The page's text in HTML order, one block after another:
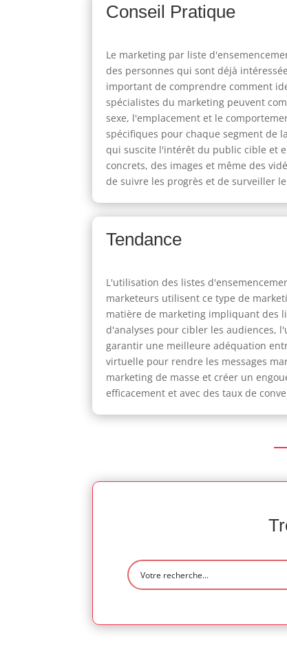
Conseil Pratique
Le marketing par liste
des personnes qui sont déjà
important de comprendre comment
spécialistes du marketing peuvent
sexe, l'emplacement et le
spécifiques pour chaque segment de
qui suscite l'intérêt du public cible et
concrets, des images et même des
de suivre les progrès et de surveiller
Tendance
L'utilisation des listes
marketeurs utilisent ce type de
matière de marketing impliquant des
d'analyses pour cibler les audiences,
garantir une meilleure adéquation
virtuelle pour rendre les messages
marketing de masse et créer un
efficacement et avec des taux de